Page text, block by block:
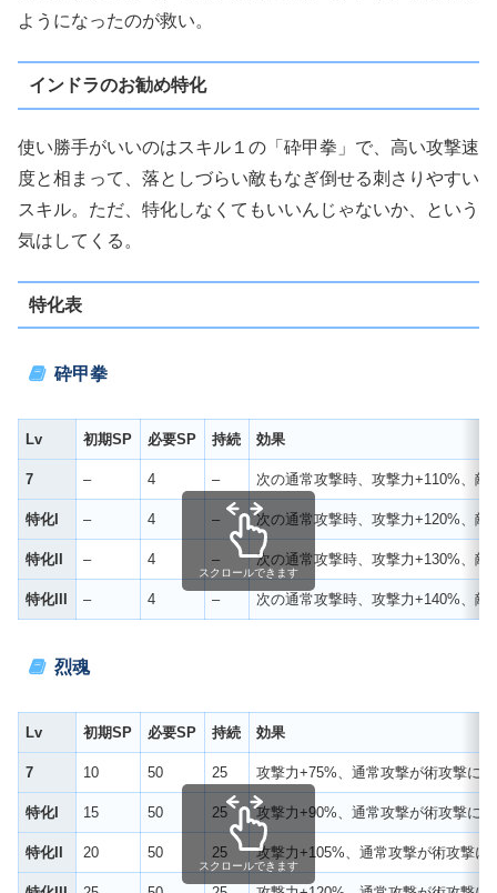
ようになったのが救い。
インドラのお勧め特化
使い勝手がいいのはスキル１の「砕甲拳」で、高い攻撃速
度と相まって、落としづらい敵もなぎ倒せる刺さりやすい
スキル。ただ、特化しなくてもいいんじゃないか、という
気はしてくる。
特化表
砕甲拳
Lv 初期SP 必要SP 持続 効果
7 – 4 – 次の通常攻撃時、攻撃力+110%、敵
特化I – 4 – 次の通常攻撃時、攻撃力+120%、敵
特化II – 4 – 次の通常攻撃時、攻撃力+130%、敵
特化III – 4 – 次の通常攻撃時、攻撃力+140%、敵
スクロールできます
烈魂
Lv 初期SP 必要SP 持続 効果
7 10 50 25 攻撃力+75%、通常攻撃が術攻撃に
特化I 15 50 25 攻撃力+90%、通常攻撃が術攻撃に
特化II 20 50 25 攻撃力+105%、通常攻撃が術攻撃
スクロールできます